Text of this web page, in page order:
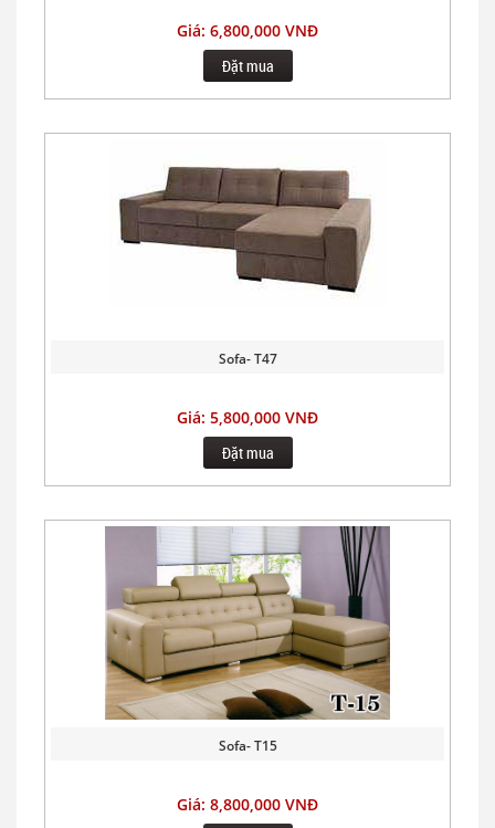
Giá: 6,800,000 VNĐ
Đặt mua
Sofa- T47
Giá: 5,800,000 VNĐ
Đặt mua
Sofa- T15
Giá: 8,800,000 VNĐ